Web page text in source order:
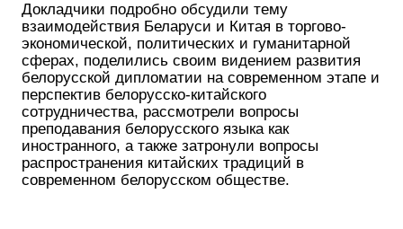
Докладчики подробно обсудили тему
взаимодействия Беларуси и Китая в торгово-
экономической, политических и гуманитарной
сферах, поделились своим видением развития
белорусской дипломатии на современном этапе и
перспектив белорусско-китайского
сотрудничества, рассмотрели вопросы
преподавания белорусского языка как
иностранного, а также затронули вопросы
распространения китайских традиций в
современном белорусском обществе.